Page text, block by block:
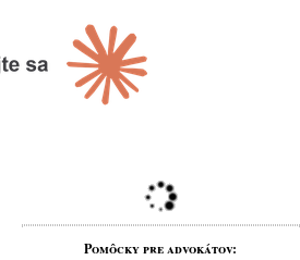
Pomôcky pre advokátov: